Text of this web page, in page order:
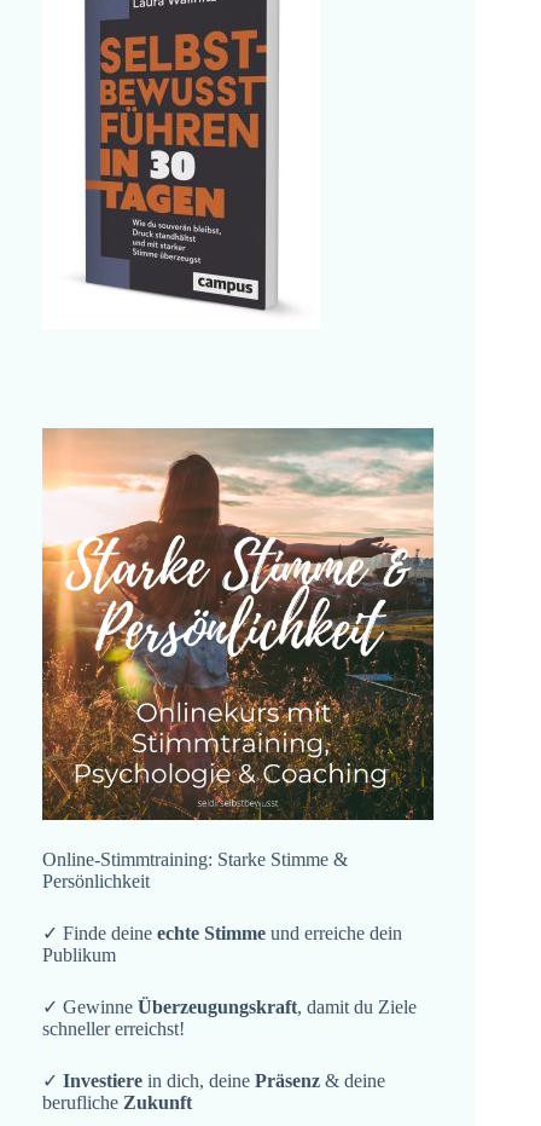
Online-Stimmtraining: Starke Stimme &
Persönlichkeit
✓ Finde deine echte Stimme und erreiche dein
Publikum
✓ Gewinne Überzeugungskraft, damit du Ziele
schneller erreichst!
✓ Investiere in dich, deine Präsenz & deine
berufliche Zukunft